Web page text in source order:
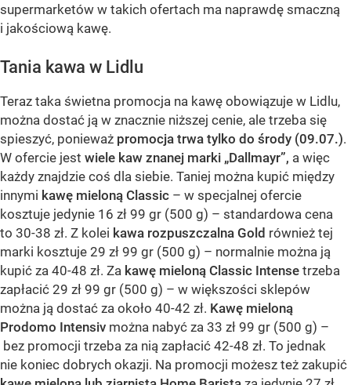
supermarketów w takich ofertach ma naprawdę smaczną
i jakościową kawę.
Tania kawa w Lidlu
Teraz taka świetna promocja na kawę obowiązuje w Lidlu,
można dostać ją w znacznie niższej cenie, ale trzeba się
spieszyć, ponieważ promocja trwa tylko do środy (09.07.).
W ofercie jest wiele kaw znanej marki „Dallmayr”, a więc
każdy znajdzie coś dla siebie. Taniej można kupić między
innymi kawę mieloną Classic – w specjalnej ofercie
kosztuje jedynie 16 zł 99 gr (500 g) – standardowa cena
to 30-38 zł. Z kolei kawa rozpuszczalna Gold również tej
marki kosztuje 29 zł 99 gr (500 g) – normalnie można ją
kupić za 40-48 zł. Za kawę mieloną Classic Intense trzeba
zapłacić 29 zł 99 gr (500 g) – w większości sklepów
można ją dostać za około 40-42 zł. Kawę mieloną
Prodomo Intensiv można nabyć za 33 zł 99 gr (500 g) –
bez promocji trzeba za nią zapłacić 42-48 zł. To jednak
nie koniec dobrych okazji. Na promocji możesz też zakupić